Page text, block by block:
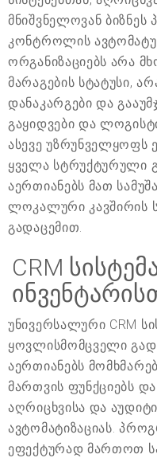
მნიშვნელოვან ბიზნეს
კონტროლის
ორგანიზაციებს არა
მარაგების სტატუსი,
დანაკარგები და
გაყიდვები და
ასევე უზრუნველყოფს
ყველა სტრუქტურული
აერთიანებს მათ
ლოკალური კავშირის
გადაცემით.
CRM
უნივერსალური CRM
ყოვლისმომცველი
აერთიანებს
მართვის ფუნქციებს
აღრიცხვისა და
ავტომატიზაციას.
ეფექტურად მართოთ